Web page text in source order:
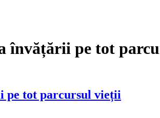
învățării pe tot
pe tot parcursul vieții